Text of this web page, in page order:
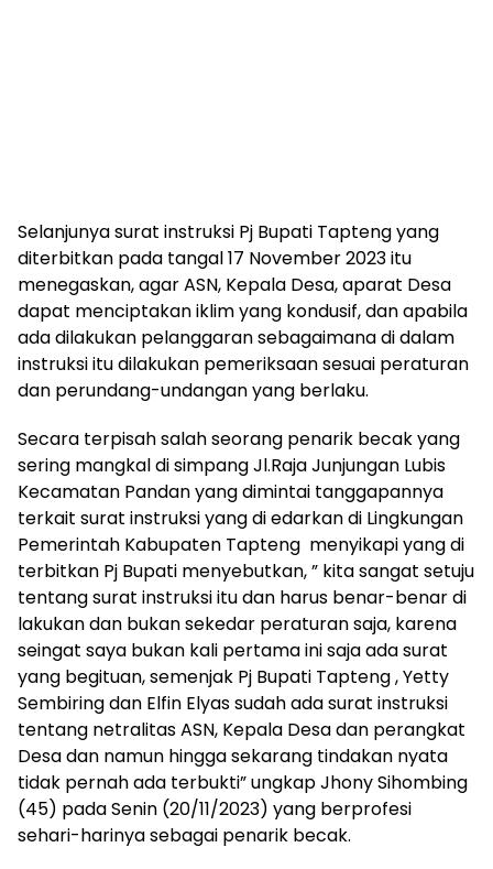
Selanjunya surat instruksi Pj Bupati Tapteng yang
diterbitkan pada tangal 17 November 2023 itu
menegaskan, agar ASN, Kepala Desa, aparat Desa
dapat menciptakan iklim yang kondusif, dan apabila
ada dilakukan pelanggaran sebagaimana di dalam
instruksi itu dilakukan pemeriksaan sesuai peraturan
dan perundang-undangan yang berlaku.
Secara terpisah salah seorang penarik becak yang
sering mangkal di simpang Jl.Raja Junjungan Lubis
Kecamatan Pandan yang dimintai tanggapannya
terkait surat instruksi yang di edarkan di Lingkungan
Pemerintah Kabupaten Tapteng menyikapi yang di
terbitkan Pj Bupati menyebutkan, ” kita sangat setuju
tentang surat instruksi itu dan harus benar-benar di
lakukan dan bukan sekedar peraturan saja, karena
seingat saya bukan kali pertama ini saja ada surat
yang begituan, semenjak Pj Bupati Tapteng , Yetty
Sembiring dan Elfin Elyas sudah ada surat instruksi
tentang netralitas ASN, Kepala Desa dan perangkat
Desa dan namun hingga sekarang tindakan nyata
tidak pernah ada terbukti” ungkap Jhony Sihombing
(45) pada Senin (20/11/2023) yang berprofesi
sehari-harinya sebagai penarik becak.